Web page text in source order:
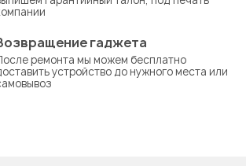
гаджета
ремонта мы можем бесплатно
устройство до нужного места или